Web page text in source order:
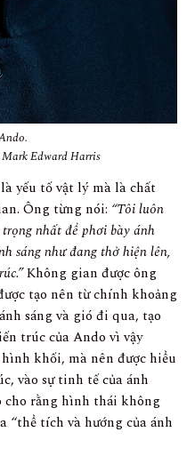
Edward Harris
yếu tố vật lý mà là chất
Ông từng nói: “Tôi luôn
nhất để phơi bày ánh
sáng như đang thở hiện lên,
Không gian được ông
tạo nên từ chính khoảng
sáng và gió đi qua, tạo
trúc của Ando vì vậy
khối, mà nên được hiểu
vào sự tinh tế của ánh
cho rằng hình thái không
“thể tích và hướng của ánh